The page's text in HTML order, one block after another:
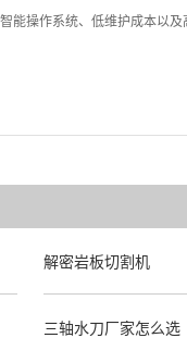
操作系统、低维护成本以
解密岩板切割机
三轴水刀厂家怎么选